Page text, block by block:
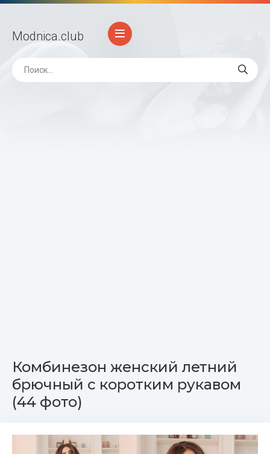
Modnica.club
Комбинезон женский летний
брючный с коротким рукавом
(44 фото)